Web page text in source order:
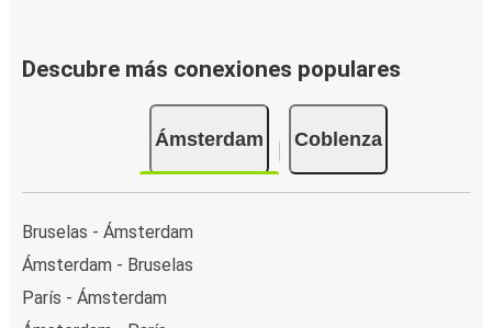
Descubre más conexiones populares
Ámsterdam Coblenza
Bruselas - Ámsterdam
Ámsterdam - Bruselas
París - Ámsterdam